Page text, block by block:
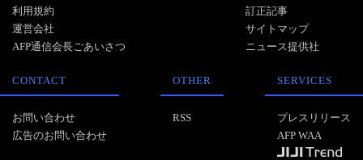
利用規約
運営会社
AFP通信会長ごあいさつ
訂正記事
サイトマップ
ニュース提供社
CONTACT
お問い合わせ
広告のお問い合わせ
OTHER
RSS
SERVICES
プレスリリース
AFP WAA